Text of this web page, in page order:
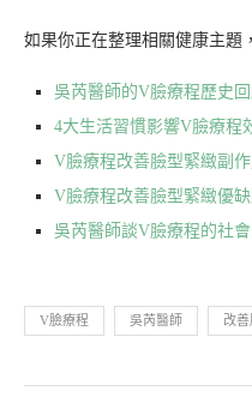
如果你正在整理相關健康主題
吳芮醫師的V臉療程歷史
4大生活習慣影響V臉療程
V臉療程改善臉型緊緻副
V臉療程改善臉型緊緻優
吳芮醫師談V臉療程的社
V臉療程 吳芮醫師 改善